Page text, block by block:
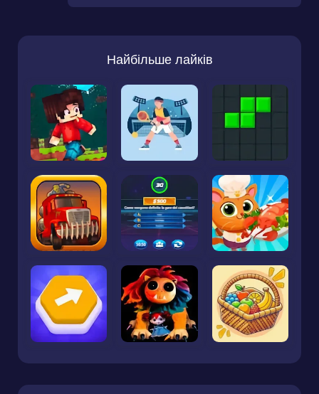
Найбільше лайків